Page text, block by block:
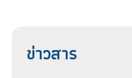
ข่าวสาร